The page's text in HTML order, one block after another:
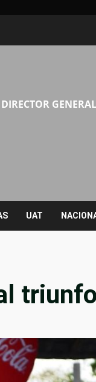
DIRECTOR
UAT